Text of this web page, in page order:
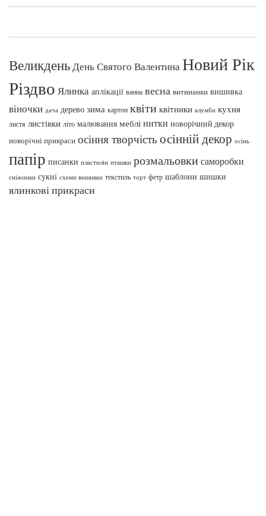
ВеликденьДень Святого ВалентинаНовий Рік
Різдво Ялинка аплікації ванна весна витинанки вишивка
віночки дача дерево зима картон квіти квітники клумби кухня
листя листівки літо малювання меблі нитки новорічний декор
новорічні прикраси осіння творчість осінній декор осінь
папір писанки пластилін пташки розмальовки саморобки
сніжинки сукні схеми вишивки текстиль торт фетр шаблони шишки
ялинкові прикраси